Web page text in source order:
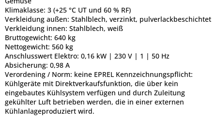
Klimaklasse: 3 (+25 °C UT und 60 % RF)
Verkleidung außen: Stahlblech, verzinkt, pulverlackbeschichtet
Verkleidung innen: Stahlblech, weiß
Bruttogewicht: 640 kg
Nettogewicht: 560 kg
Anschlusswert Elektro: 0,16 kW | 230 V | 1 | 50 Hz
Absicherung: 0,98 A
Verordening / Norm: keine EPREL Kennzeichnungspflicht:
Kühlgeräte mit Direktverkaufsfunktion, die über kein
eingebautes Kühlsystem verfügen und durch Zuleitung
gekühlter Luft betrieben werden, die in einer externen
Kühlanlageproduziert wird.